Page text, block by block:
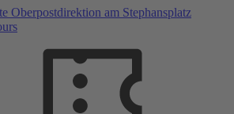
Oberpostdirektion am Stephansplatz